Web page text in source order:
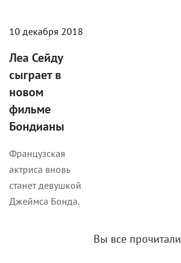
10 декабря 2018
Леа Сейду
сыграет в
новом
фильме
Бондианы
Французская
актриса вновь
станет девушкой
Джеймса Бонда.
Вы все прочитали